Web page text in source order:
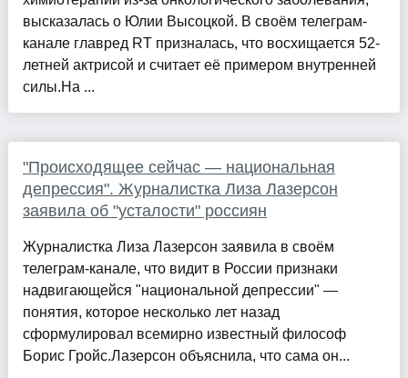
высказалась о Юлии Высоцкой. В своём телеграм-
канале главред RT призналась, что восхищается 52-
летней актрисой и считает её примером внутренней
силы.На ...
"Происходящее сейчас — национальная
депрессия". Журналистка Лиза Лазерсон
заявила об "усталости" россиян
Журналистка Лиза Лазерсон заявила в своём
телеграм-канале, что видит в России признаки
надвигающейся "национальной депрессии" —
понятия, которое несколько лет назад
сформулировал всемирно известный философ
Борис Гройс.Лазерсон объяснила, что сама он...